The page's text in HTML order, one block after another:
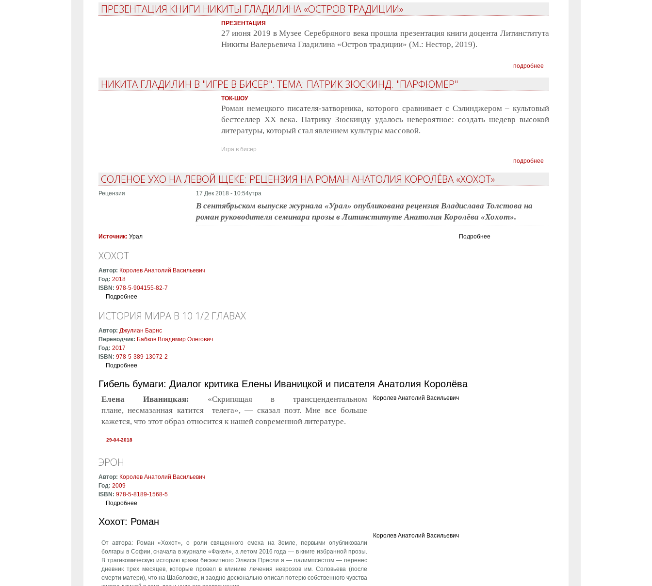
ПРЕЗЕНТАЦИЯ КНИГИ НИКИТЫ ГЛАДИЛИНА «ОСТРОВ ТРАДИЦИИ»
ПРЕЗЕНТАЦИЯ
27 июня 2019 в Музее Серебряного века прошла презентация книги доцента Литинститута
Никиты Валерьевича Гладилина «Остров традиции» (М.: Нестор, 2019).
подробнее
НИКИТА ГЛАДИЛИН В "ИГРЕ В БИСЕР". ТЕМА: ПАТРИК ЗЮСКИНД. "ПАРФЮМЕР"
ТОК-ШОУ
Роман немецкого писателя-затворника, которого сравнивает с Сэлинджером – культовый
бестселлер XX века. Патрику Зюскинду удалось невероятное: создать шедевр высокой
литературы, который стал явлением культуры массовой.
Игра в бисер
подробнее
СОЛЕНОЕ УХО НА ЛЕВОЙ ЩЕКЕ: РЕЦЕНЗИЯ НА РОМАН АНАТОЛИЯ КОРОЛЁВА «ХОХОТ»
Рецензия 17 Дек 2018 - 10:54утра
В сентябрьском выпуске журнала «Урал» опубликована рецензия Владислава Толстова на
роман руководителя семинара прозы в Литинституте Анатолия Королёва «Хохот».
Источник: Урал Подробнее
ХОХОТ
Автор: Королев Анатолий Васильевич
Год: 2018
ISBN: 978-5-904155-82-7
Подробнее
ИСТОРИЯ МИРА В 10 1/2 ГЛАВАХ
Автор: Джулиан Барнс
Переводчик: Бабков Владимир Олегович
Год: 2017
ISBN: 978-5-389-13072-2
Подробнее
Гибель бумаги: Диалог критика Елены Иваницкой и писателя Анатолия Королёва
Елена Иваницкая: «Скрипящая в трансцендентальном
плане, несмазанная катится телега», — сказал поэт. Мне все больше
кажется, что этот образ относится к нашей современной литературе.
29-04-2018
Королев Анатолий Васильевич
ЭРОН
Автор: Королев Анатолий Васильевич
Год: 2009
ISBN: 978-5-8189-1568-5
Подробнее
Хохот: Роман
От автора: Роман «Хохот», о роли священного смеха на Земле, первыми опубликовали
болгары в Софии, сначала в журнале «Факел», а летом 2016 года — в книге избранной прозы.
В трагикомическую историю кражи бисквитного Элвиса Пресли я — палимпсестом — перенес
дневник трех месяцев, которые провел в клинике лечения неврозов им. Соловьева (после
смерти матери), что на Шаболовке, и заодно досконально описал потерю собственного чувства
Королев Анатолий Васильевич